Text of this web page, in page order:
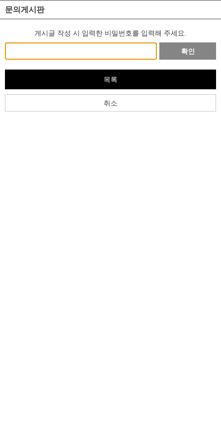
문의게시판
게시글 작성 시 입력한 비밀번호를 입력해 주세요.
확인
목록
취소